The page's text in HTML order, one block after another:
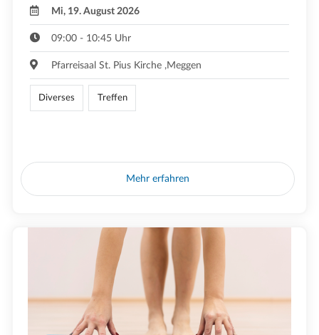
Mi, 19. August 2026
09:00 - 10:45 Uhr
Pfarreisaal St. Pius Kirche ,Meggen
Diverses Treffen
Mehr erfahren